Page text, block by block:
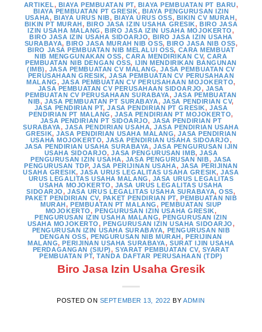
ARTIKEL, BIAYA PEMBUATAN PT, BIAYA PEMBUATAN PT BARU,
BIAYA PEMBUATAN PT GRESIK, BIAYA PENGURUSAN IZIN
USAHA, BIAYA URUS NIB, BIAYA URUS OSS, BIKIN CV MURAH,
BIKIN PT MURAH, BIRO JASA IZIN USAHA GRESIK,BIRO JASA
IZIN USAHA MALANG,BIRO JASA IZIN USAHA MOJOKERTO,
BIRO JASA IZIN USAHA SIDOARJO, BIRO JASA IZIN USAHA
SURABAYA,BIRO JASA MURAH NIB OSS,BIRO JASA NIB OSS,
BIRO JASA PEMBUATAN NIB MELALUI OSS, CARA MEMBUAT
NIB MENGGUNAKAN OSS,CARA MENDIRIKAN CV,CARA
PEMBUATAN NIB DENGAN OSS, IJIN MENDIRIKAN BANGUNAN
(IMB), JASA PEMBUATAN CV MALANG,JASA PEMBUATAN CV
PERUSAHAAN GRESIK,JASA PEMBUATAN CV PERUSAHAAN
MALANG, JASA PEMBUATAN CV PERUSAHAAN MOJOKERTO,
JASA PEMBUATAN CV PERUSAHAAN SIDOARJO, JASA
PEMBUATAN CV PERUSAHAAN SURABAYA,JASA PEMBUATAN
NIB,JASA PEMBUATAN PT SURABAYA, JASA PENDIRIAN CV,
JASA PENDIRIAN PT,JASA PENDIRIAN PT GRESIK, JASA
PENDIRIAN PT MALANG,JASA PENDIRIAN PT MOJOKERTO,
JASA PENDIRIAN PT SIDOARJO, JASA PENDIRIAN PT
SURABAYA,JASA PENDIRIAN USAHA,JASA PENDIRIAN USAHA
GRESIK,JASA PENDIRIAN USAHA MALANG,JASA PENDIRIAN
USAHA MOJOKERTO,JASA PENDIRIAN USAHA SIDOARJO,
JASA PENDIRIAN USAHA SURABAYA,JASA PENGURUSAN IJIN
USAHA SIDOARJO,JASA PENGURUSAN IMB,JASA
PENGURUSAN IZIN USAHA, JASA PENGURUSAN NIB, JASA
PENGURUSAN TDP,JASA PERIJINAN USAHA, JASA PERIJINAN
USAHA GRESIK,JASA URUS LEGALITAS USAHA GRESIK,JASA
URUS LEGALITAS USAHA MALANG, JASA URUS LEGALITAS
USAHA MOJOKERTO, JASA URUS LEGALITAS USAHA
SIDOARJO,JASA URUS LEGALITAS USAHA SURABAYA,OSS,
PAKET PENDIRIAN CV, PAKET PENDIRIAN PT,PEMBUATAN NIB
MURAH,PEMBUATAN PT MALANG, PEMBUATAN SIUP
MOJOKERTO, PENGURUSAN IZIN USAHA GRESIK,
PENGURUSAN IZIN USAHA MALANG,PENGURUSAN IZIN
USAHA MOJOKERTO,PENGURUSAN IZIN USAHA SIDOARJO,
PENGURUSAN IZIN USAHA SURABAYA, PENGURUSAN NIB
DENGAN OSS, PENGURUSAN NIB MURAH, PERIJINAN
MALANG,PERIJINAN USAHA SURABAYA,SURAT IJIN USAHA
PERDAGANGAN (SIUP),SYARAT PEMBUATAN CV, SYARAT
PEMBUATAN PT,TANDA DAFTAR PERUSAHAAN (TDP)
Biro Jasa Izin Usaha Gresik
POSTED ON SEPTEMBER 13, 2022 BYADMIN